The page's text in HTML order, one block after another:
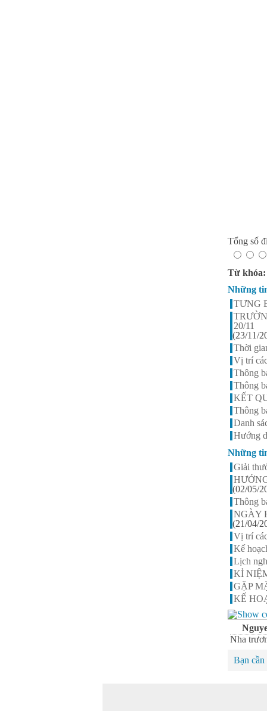
Tổng số
Từ khóa:
Những
TƯNG
20/11
(23/11/
Thời
Vị trí
Thông
Thông
KẾT
Thông
Danh
Hướng
Những
Giải
(02/05/
Thông
NGÀY
(21/04/
Vị trí
Kế
Lịch
KỈ
GẶP
KẾ
Nha
Bạn cần